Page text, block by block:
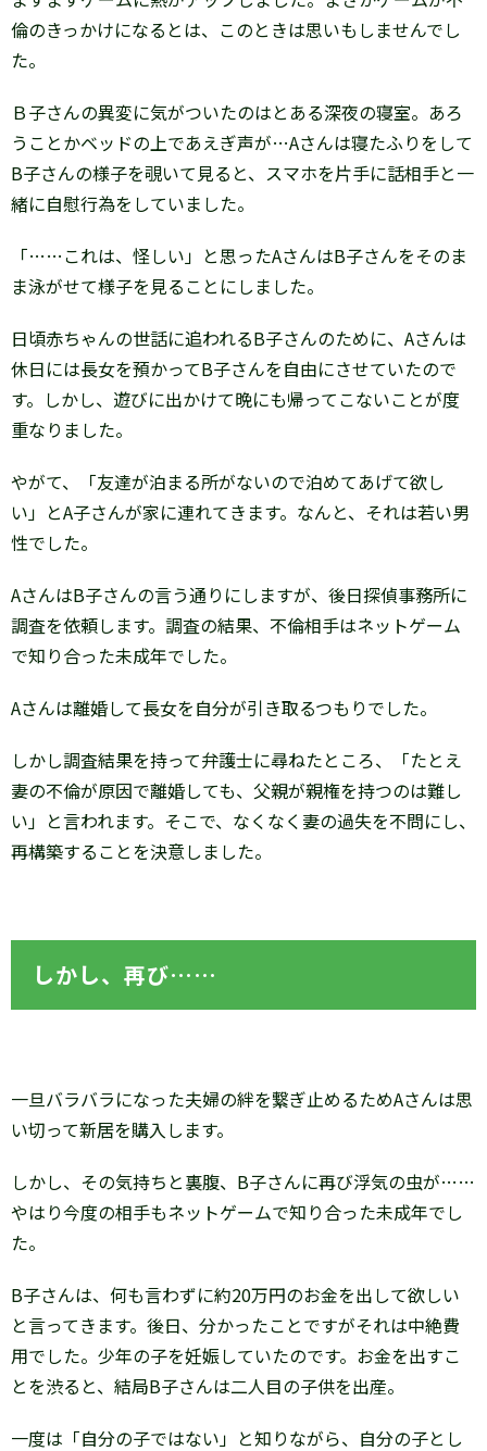
倫のきっかけになるとは、このときは思いもしませんでし
た。
Ｂ子さんの異変に気がついたのはとある深夜の寝室。あろ
うことかベッドの上であえぎ声が…Aさんは寝たふりをして
B子さんの様子を覗いて見ると、スマホを片手に話相手と一
緒に自慰行為をしていました。
「……これは、怪しい」と思ったAさんはB子さんをそのま
ま泳がせて様子を見ることにしました。
日頃赤ちゃんの世話に追われるB子さんのために、Aさんは
休日には長女を預かってB子さんを自由にさせていたので
す。しかし、遊びに出かけて晩にも帰ってこないことが度
重なりました。
やがて、「友達が泊まる所がないので泊めてあげて欲し
い」とA子さんが家に連れてきます。なんと、それは若い男
性でした。
AさんはB子さんの言う通りにしますが、後日探偵事務所に
調査を依頼します。調査の結果、不倫相手はネットゲーム
で知り合った未成年でした。
Aさんは離婚して長女を自分が引き取るつもりでした。
しかし調査結果を持って弁護士に尋ねたところ、「たとえ
妻の不倫が原因で離婚しても、父親が親権を持つのは難し
い」と言われます。そこで、なくなく妻の過失を不問にし、
再構築することを決意しました。
しかし、再び……
一旦バラバラになった夫婦の絆を繋ぎ止めるためAさんは思
い切って新居を購入します。
しかし、その気持ちと裏腹、B子さんに再び浮気の虫が……
やはり今度の相手もネットゲームで知り合った未成年でし
た。
B子さんは、何も言わずに約20万円のお金を出して欲しい
と言ってきます。後日、分かったことですがそれは中絶費
用でした。少年の子を妊娠していたのです。お金を出すこ
とを渋ると、結局B子さんは二人目の子供を出産。
一度は「自分の子ではない」と知りながら、自分の子とし